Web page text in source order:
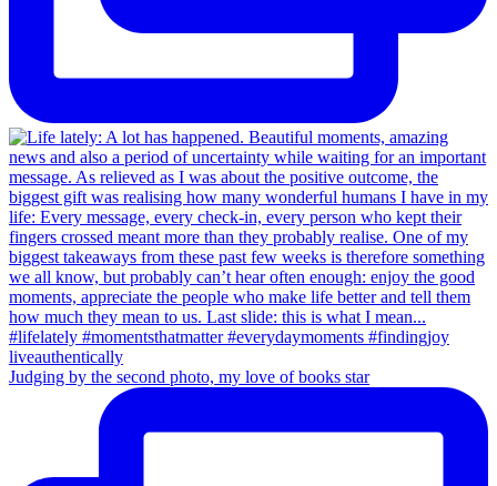
Judging by the second photo, my love of books star